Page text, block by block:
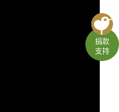
捐款
支持